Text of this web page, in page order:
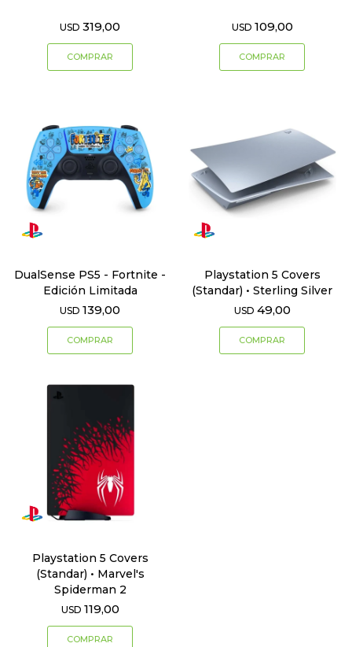
USD 319,00 USD 109,00
DualSense PS5 - Fortnite -
Edición Limitada
USD 139,00
Playstation 5 Covers
(Standar) • Sterling Silver
USD 49,00
Playstation 5 Covers
(Standar) • Marvel's
Spiderman 2
USD 119,00